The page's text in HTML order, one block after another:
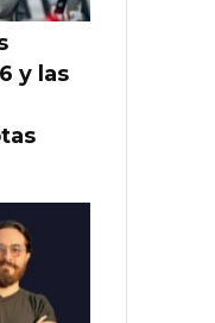
y las